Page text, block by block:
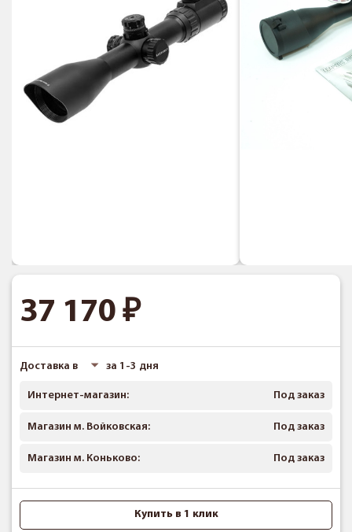
37 170
Доставка в за 1-3 дня
Интернет-магазин: Под заказ
Магазин м. Войковская: Под заказ
Магазин м. Коньково: Под заказ
Купить в 1 клик